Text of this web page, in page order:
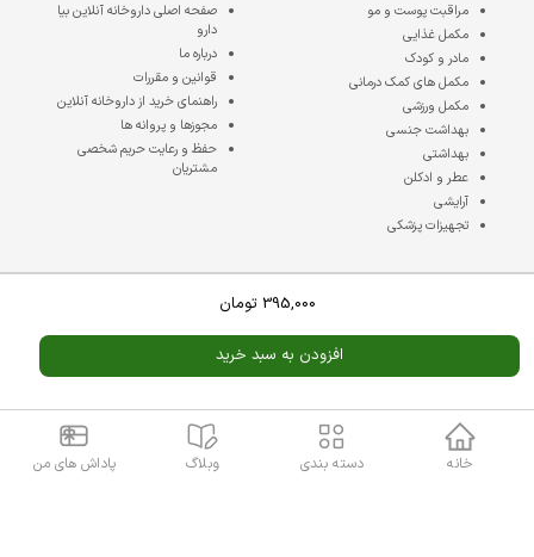
395,000 تومان
افزودن به سبد خرید
مراقبت پوست و مو
مکمل غذایی
مادر و کودک
مکمل های کمک درمانی
مکمل ورزشی
بهداشت جنسی
بهداشتی
عطر و ادکلن
آرایشی
تجهیزات پزشکی
صفحه اصلیداروخانه آنلاین بیا
دارو
درباره ما
قوانین و مقررات
راهنمای خرید از داروخانه آنلاین
مجوزها و پروانه ها
حفظ و رعایت حریم شخصی
مشتریان
ارتباط با ما
خیابان شریعتی،به
سمت شهدای
02188427859
خانه دسته بندی وبلاگ پاداش های من